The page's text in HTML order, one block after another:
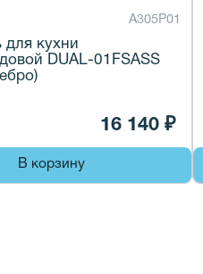
А305Р01
для кухни
DUAL-01FSАSS
16 140 ₽
В корзину